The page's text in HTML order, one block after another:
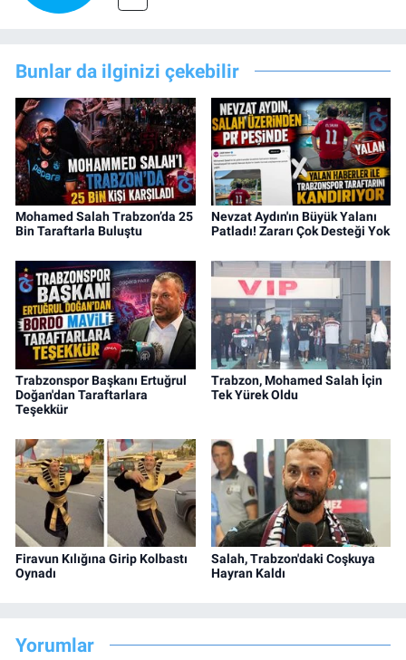
Bunlar da ilginizi çekebilir
Mohamed Salah Trabzon’da 25
Bin Taraftarla Buluştu
Nevzat Aydın'ın Büyük Yalanı
Patladı! Zararı Çok Desteği Yok
Trabzonspor Başkanı Ertuğrul
Doğan'dan Taraftarlara
Teşekkür
Trabzon, Mohamed Salah İçin
Tek Yürek Oldu
Firavun Kılığına Girip Kolbastı
Oynadı
Salah, Trabzon'daki Coşkuya
Hayran Kaldı
Yorumlar